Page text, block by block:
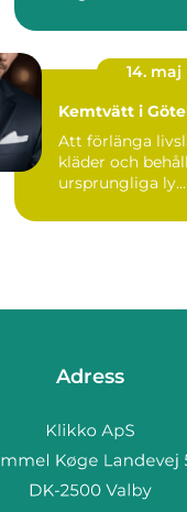
14. maj
Kemtvätt i
Att förlänga
kläder och
ursprungliga ly...
Adress